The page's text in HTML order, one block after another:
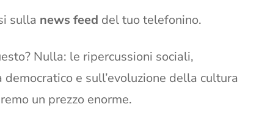
sulla news feed del tuo telefonino.
Nulla: le ripercussioni sociali,
e sull’evoluzione della cultura
un prezzo enorme.